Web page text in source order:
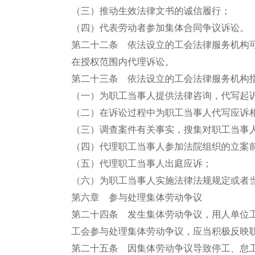
（三）推动生效法律文书的诚信履行；
（四）代表劳动者参加集体合同争议诉讼。
第二十二条 依法设立的工会法律服务机构
在授权范围内代理诉讼。
第二十三条 依法设立的工会法律服务机构
（一）为职工当事人提供法律咨询，代写起
（二）在诉讼过程中为职工当事人代写应诉
（三）调查案件有关事实，搜集对职工当事
（四）代理职工当事人参加法院组织的立
（五）代理职工当事人出庭应诉；
（六）为职工当事人实施法律法规规定或者
第六章 参与处理集体劳动争议
第二十四条 发生集体劳动争议，用人单位
工会参与处理集体劳动争议，应当积极反映
第二十五条 因集体劳动争议导致停工、怠